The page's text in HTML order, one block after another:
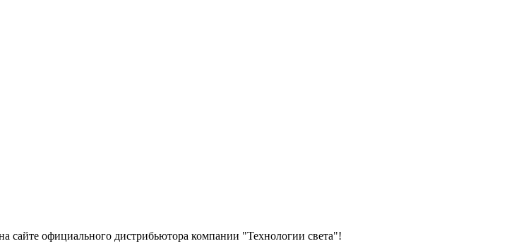
сайте официального дистрибьютора компании "Технологии света"!